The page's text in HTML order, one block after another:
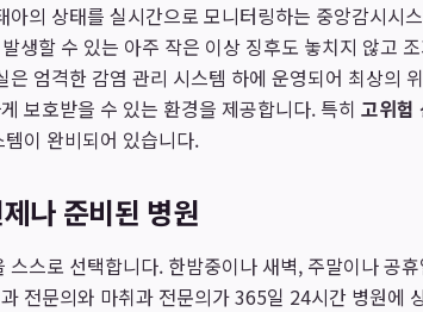
아의 상태를 실시간으로 모니터링하는 중앙감시시
생할 수 있는 아주 작은 이상 징후도 놓치지 않고
엄격한 감염 관리 시스템 하에 운영되어 최상의
보호받을 수 있는 환경을 제공합니다. 특히 고위험
이 완비되어 있습니다.
나 준비된 병원
스로 선택합니다. 한밤중이나 새벽, 주말이나 공
전문의와 마취과 전문의가 365일 24시간 병원에